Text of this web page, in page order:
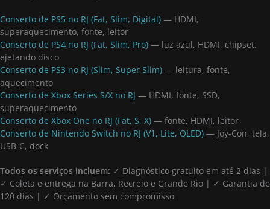
Conserto de PS5 no RJ (Fat, Slim, Digital) — HDMI,
superaquecimento, fonte, leitor
Conserto de PS4 no RJ (Fat, Slim, Pro) — luz azul, HDMI, chipset,
ejetando disco
Conserto de PS3 no RJ (Slim, Super Slim) — leitura, fonte,
aquecimento
Conserto de Xbox Series S/X no RJ — HDMI, fonte, SSD,
superaquecimento
Conserto de Xbox One no RJ (Fat, S, X) — fonte, HDMI, leitor
Conserto de Nintendo Switch no RJ (V1, Lite, OLED) — Joy-Con, tela,
USB-C, dock
Todos os serviços incluem: ✓ Diagnóstico gratuito em até 2 dias |
✓ Coleta e entrega na Barra, Recreio e Grande Rio | ✓ Garantia de
120 dias | ✓ Orçamento sem compromisso